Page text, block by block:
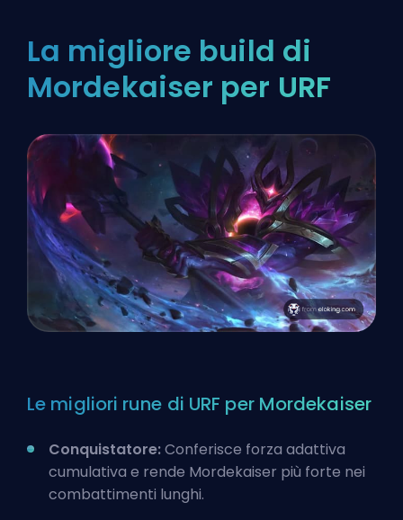
La migliore build di
Mordekaiser per URF
Le migliori rune di URF per Mordekaiser
Conquistatore:Conferisce forza adattiva
cumulativa e rende Mordekaiser più forte nei
combattimenti lunghi.